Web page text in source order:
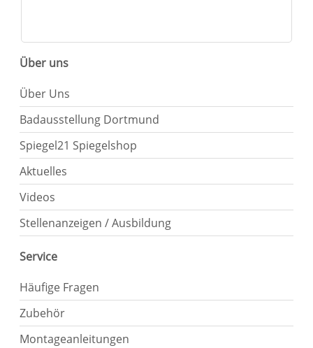
Über uns
Über Uns
Badausstellung Dortmund
Spiegel21 Spiegelshop
Aktuelles
Videos
Stellenanzeigen / Ausbildung
Service
Häufige Fragen
Zubehör
Montageanleitungen